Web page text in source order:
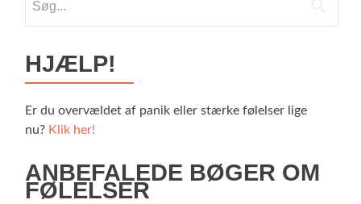
efter:
HJÆLP!
Er du overvældet af panik eller stærke følelser lige
nu? Klik her!
ANBEFALEDE BØGER OM
FØLELSER